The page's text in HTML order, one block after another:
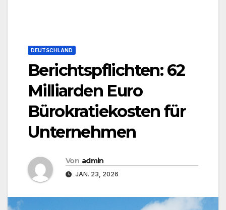
DEUTSCHLAND
Berichtspflichten: 62
Milliarden Euro
Bürokratiekosten für
Unternehmen
Von admin
JAN. 23, 2026